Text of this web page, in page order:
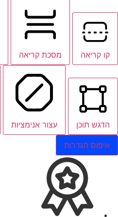
קו קריאה מסכת קריאה
הדגש תוכן עצור אנימציות
איפוס הגדרות